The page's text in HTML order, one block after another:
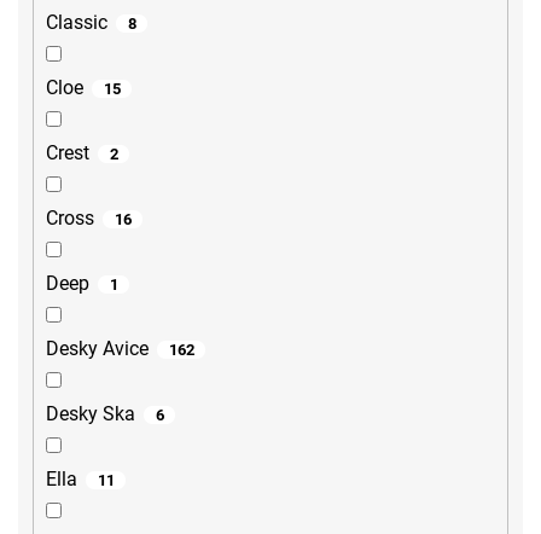
Classic 8
Cloe 15
Crest 2
Cross 16
Deep 1
Desky Avice 162
Desky Ska 6
Ella 11